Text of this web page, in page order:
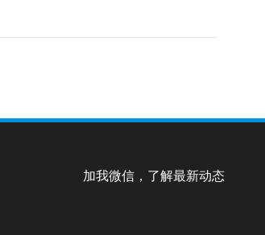
加我微信，了解最新动态